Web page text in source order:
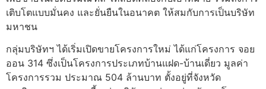
เติบโตแบบมั่นคง และยั่นยืนในอนาคต ให้สมกับการเป็นบริษัท
มหาชน
กลุ่มบริษัทฯ ได้เริ่มเปิดขายโครงการใหม่ ได้แก่โครงการ จอย
ออน 314 ซึ่งเป็นโครงการประเภทบ้านแฝด-บ้านเดี่ยว มูลค่า
โครงการรวม ประมาณ 504 ล้านบาท ตั้งอยู่ที่จังหวัด